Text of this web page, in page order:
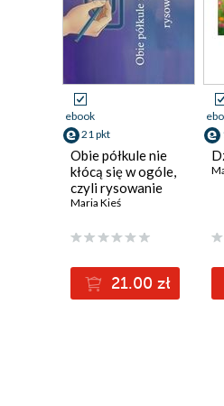
ebook
21 pkt
Obie półkule nie
kłócą się w ogóle,
czyli rysowanie
oburącz
Maria Kieś
21.00 zł